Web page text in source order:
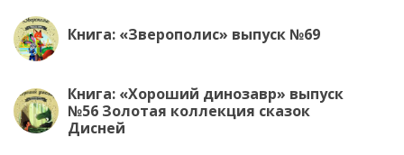
Книга: «Зверополис» выпуск №69
Книга: «Хороший динозавр» выпуск
№56 Золотая коллекция сказок
Дисней